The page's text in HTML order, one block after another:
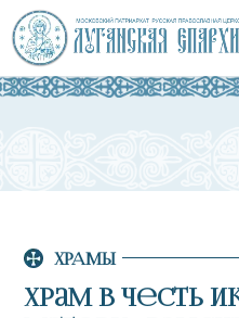
ХРАМЫ
Храм в честь